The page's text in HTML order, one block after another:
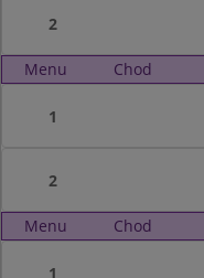
2
Menu Chod
1
2
Menu Chod
1